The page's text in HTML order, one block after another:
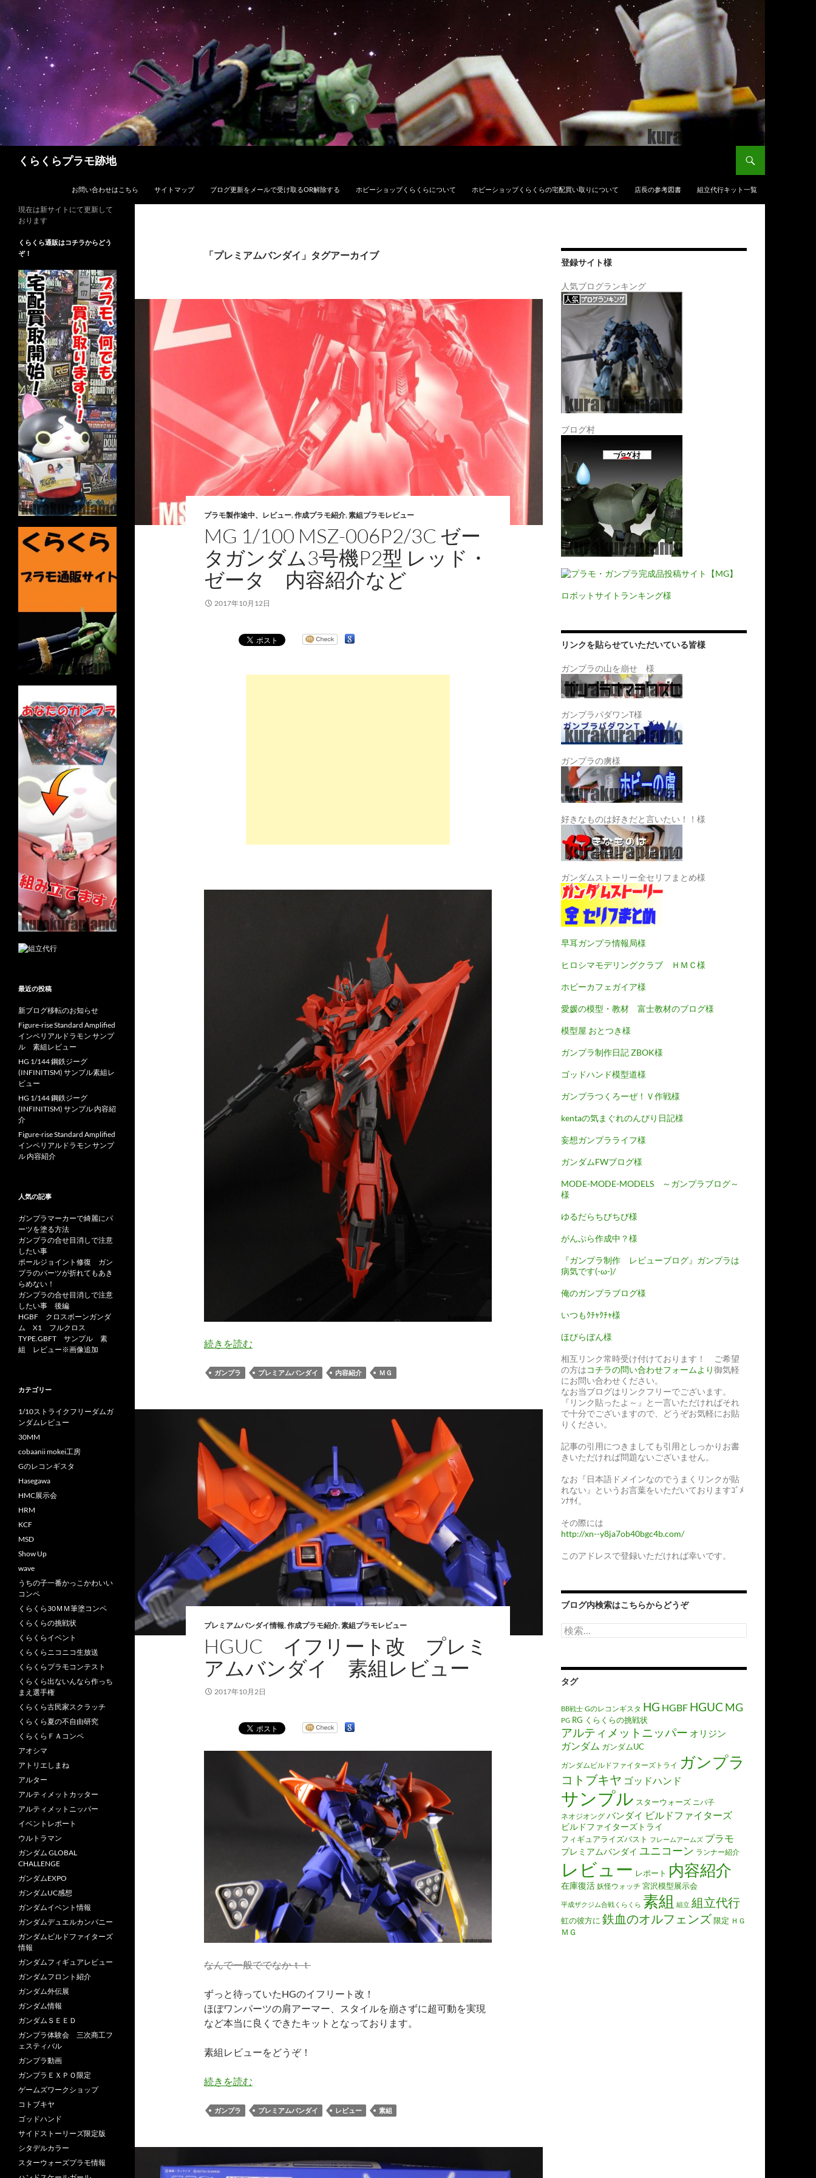
ン
テ
ン
ツ
へ
ス
キ
くらくらプラモ跡地
お問い合わせはこちら サイトマップ ブログ更新をメールで受け取るOR解除する ホビーショップくらくらについて ホビーショップくらくらの宅配買い取りについて 店長の参考図書 組立代行キット一覧
「プレミアムバンダイ」タグアーカイブ
プラモ製作途中、レビュー,作成プラモ紹介,素組プラモレビュー
MG 1/100 MSZ-006P2/3C ゼー
タガンダム3号機P2型 レッド・
ゼータ 内容紹介など
2017年10月12日
続きを読む
ガンプラ プレミアムバンダイ 内容紹介 ＭＧ
プレミアムバンダイ情報,作成プラモ紹介,素組プラモレビュー
HGUC イフリート改 プレミ
アムバンダイ 素組レビュー
2017年10月2日
なんで一般ででなかｔｔ
ずっと待っていたHGのイフリート改！
ほぼワンパーツの肩アーマー、スタイルを崩さずに超可動を実現
など本当に良くできたキットとなっております。
素組レビューをどうぞ！
続きを読む
ガンプラ プレミアムバンダイ レビュー 素組
登録サイト様
人気ブログランキング
ブログ村
ロボットサイトランキング様
リンクを貼らせていただいている皆様
ガンプラの山を崩せ 様
ガンプラパダワンT様
ガンプラの虜様
好きなものは好きだと言いたい！！様
ガンダムストーリー全セリフまとめ様
早耳ガンプラ情報局様
ヒロシマモデリングクラブ ＨＭＣ様
ホビーカフェガイア様
愛媛の模型・教材 富士教材のブログ様
模型屋 おとつき様
ガンプラ制作日記 ZBOK様
ゴッドハンド模型道様
ガンプラつくろーぜ！Ｖ作戦様
kentaの気まぐれのんびり日記様
妄想ガンプラライフ様
ガンダムFWブログ様
MODE-MODE-MODELS ～ガンプラブログ～
様
ゆるだらちびちび様
がんぷら作成中？様
『ガンプラ制作 レビューブログ』ガンプラは
病気です(-ω-)/
俺のガンプラブログ様
いつもｸﾁｬｸﾁｬ様
ほびらぼん様
相互リンク常時受け付けております！ ご希望
の方はコチラの問い合わせフォームより御気軽
にお問い合わせください。
なお当ブログはリンクフリーでございます。
『リンク貼ったよ～』と一言いただければそれ
で十分でございますので、どうぞお気軽にお貼
りください。
記事の引用につきましても引用としっかりお書
きいただければ問題ないございません。
なお『日本語ドメインなのでうまくリンクが貼
れない』というお言葉をいただいておりますｺﾞﾒ
ﾝﾅｻｲ。
その際には
http://xn--y8ja7ob40bgc4b.com/
このアドレスで登録いただければ幸いです。
ブログ内検索はこちらからどうぞ
検
索:
タグ
BB戦士 Gのレコンギスタ HG HGBF HGUC MG
PG RG くらくらの挑戦状
アルティメットニッパー オリジン
ガンダム ガンダムUC
ガンダムビルドファイターズトライ ガンプラ
コトブキヤ ゴッドハンド
サンプル スターウォーズ ニパ子
ネオジオング バンダイ ビルドファイターズ
ビルドファイターズトライ
フィギュアライズバスト フレームアームズ プラモ
プレミアムバンダイ ユニコーン ランナー紹介
レビュー レポート 内容紹介
在庫復活 妖怪ウォッチ 宮沢模型展示会
平成ザクジム合戦くらくら 素組 組立 組立代行
虹の彼方に 鉄血のオルフェンズ限定 ＨＧ
ＭＧ
現在は新サイトにて更新して
おります
くらくら通販はコチラからどう
ぞ！
最近の投稿
新ブログ移転のお知らせ
Figure-rise Standard Amplified
インペリアルドラモン サンプ
ル 素組レビュー
HG 1/144 鋼鉄ジーグ
(INFINITISM) サンプル素組レ
ビュー
HG 1/144 鋼鉄ジーグ
(INFINITISM) サンプル 内容紹
介
Figure-rise Standard Amplified
インペリアルドラモン サンプ
ル 内容紹介
人気の記事
ガンプラマーカーで綺麗にパ
ーツを塗る方法
ガンプラの合せ目消しで注意
したい事
ポールジョイント修復 ガン
プラのパーツが折れてもあき
らめない！
ガンプラの合せ目消しで注意
したい事 後編
HGBF クロスボーンガンダ
ム X1 フルクロス
TYPE.GBFT サンプル 素
組 レビュー※画像追加
カテゴリー
1/10ストライクフリーダムガ
ンダムレビュー
30MM
cobaanii mokei工房
Gのレコンギスタ
Hasegawa
HMC展示会
HRM
KCF
MSD
Show Up
wave
うちの子一番かっこかわいい
コンペ
くらくら30ＭＭ筆塗コンペ
くらくらの挑戦状
くらくらイベント
くらくらニコニコ生放送
くらくらプラモコンテスト
くらくら出ないんなら作っち
まえ選手権
くらくら古民家スクラッチ
くらくら夏の不自由研究
くらくらＦＡコンペ
アオシマ
アトリエしまね
アルター
アルティメットカッター
アルティメットニッパー
イベントレポート
ウルトラマン
ガンダム GLOBAL
CHALLENGE
ガンダムEXPO
ガンダムUC感想
ガンダムイベント情報
ガンダムデュエルカンパニー
ガンダムビルドファイターズ
情報
ガンダムフィギュアレビュー
ガンダムフロント紹介
ガンダム外伝展
ガンダム情報
ガンダムＳＥＥＤ
ガンプラ体験会 三次商工フ
ェスティバル
ガンプラ動画
ガンプラＥＸＰＯ限定
ゲームズワークショップ
コトブキヤ
ゴッドハンド
サイドストーリーズ限定版
シタデルカラー
スターウォーズプラモ情報